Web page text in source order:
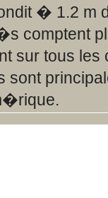
� 1.2 m
comptent
sur tous
sont